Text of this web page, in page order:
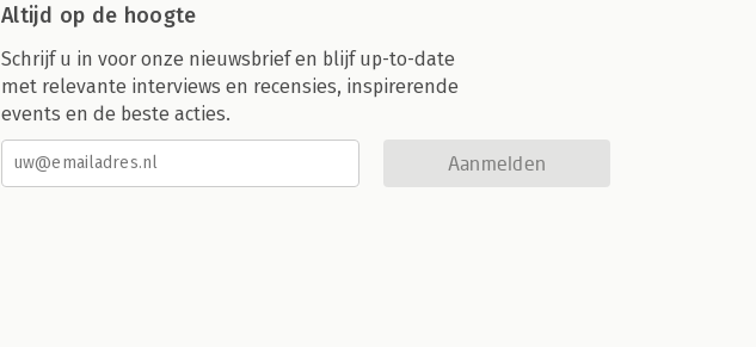
Altijd op de hoogte
Schrijf u in voor onze nieuwsbrief en blijf up-to-date
met relevante interviews en recensies, inspirerende
events en de beste acties.
Aanmelden